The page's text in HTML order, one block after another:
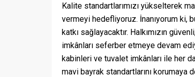
Kalite standartlarımızı yükselterek
vermeyi hedefliyoruz. İnanıyorum ki,
katkı sağlayacaktır. Halkımızın
imkânları seferber etmeye devam
kabinleri ve tuvalet imkânları ile her
mavi bayrak standartlarını korumaya